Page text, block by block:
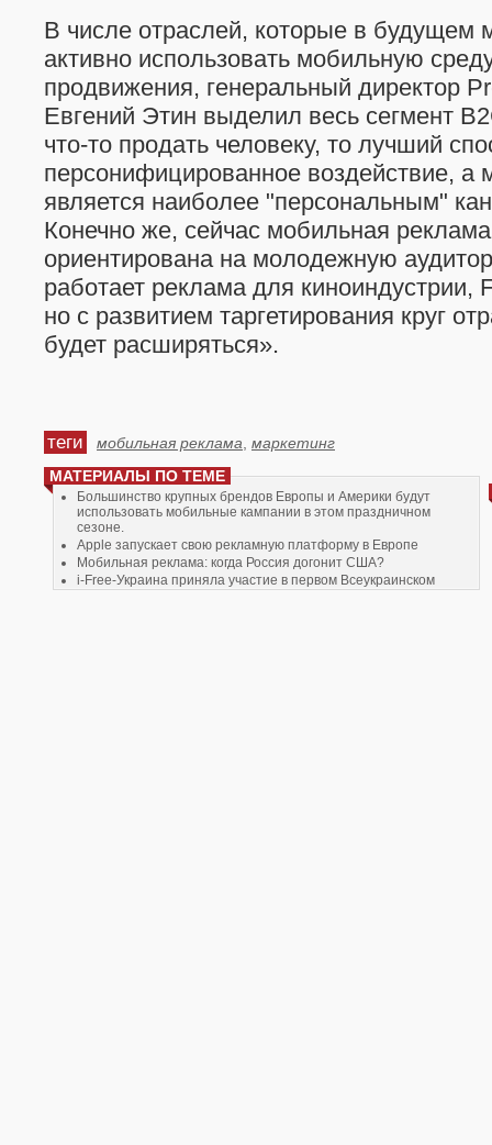
В числе отраслей, которые в будущем
активно использовать мобильную
продвижения, генеральный директор
Евгений Этин выделил весь сегмент
что-то продать человеку, то лучший
персонифицированное воздействие,
является наиболее "персональным"
Конечно же, сейчас мобильная
ориентирована на молодежную
работает реклама для киноиндустрии,
но с развитием таргетирования круг
будет расширяться».
теги мобильная реклама маркетинг
МАТЕРИАЛЫ ПО ТЕМЕ
Большинство крупных брендов Европы и Америки будут
использовать мобильные кампании в этом праздничном
сезоне.
Apple запускает свою рекламную платформу в Европе
Мобильная реклама: когда Россия догонит США?
i-Free-Украина приняла участие в первом Всеукраинском